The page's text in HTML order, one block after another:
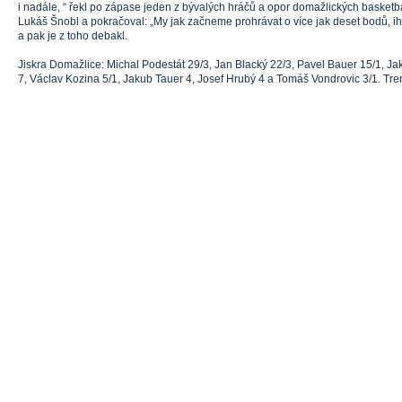
i nadále, “ řekl po zápase jeden z bývalých hráčů a opor domažlických
Lukáš Šnobl a pokračoval: „My jak začneme prohrávat o více jak deset bodů,
a pak je z toho debakl.
Jiskra Domažlice: Michal Podestát 29/3, Jan Blacký 22/3, Pavel Bauer 15/1,
7, Václav Kozina 5/1, Jakub Tauer 4, Josef Hrubý 4 a Tomáš Vondrovic 3/1.